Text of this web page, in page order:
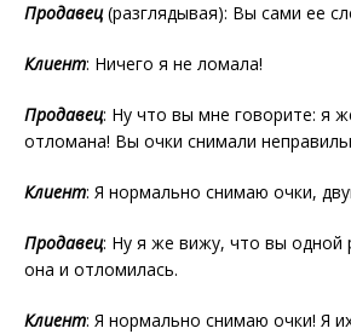
Продавец(разглядывая): Вы сами ее
Клиент: Ничего я не ломала!
Продавец: Ну что вы мне говорите: я
отломана! Вы очки снимали
Клиент: Я нормально снимаю очки,
Продавец: Ну я же вижу, что вы одной
она и отломилась.
Клиент: Я нормально снимаю очки! Я